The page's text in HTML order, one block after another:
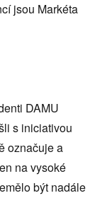
jsou Markéta
DAMU
s iniciativou
označuje a
na vysoké
být nadále